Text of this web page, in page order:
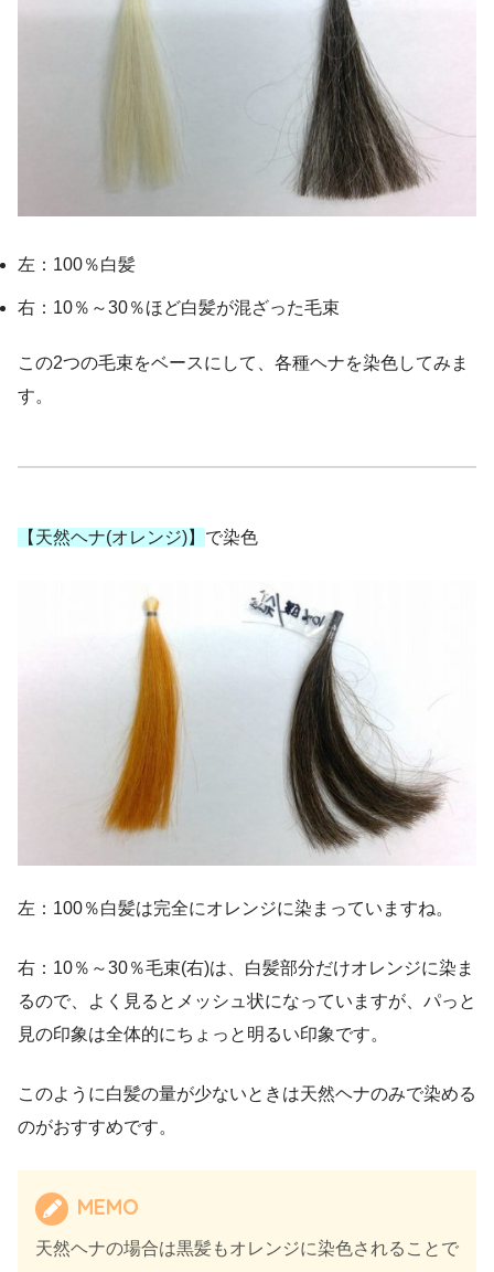
左：100％白髪
右：10％～30％ほど白髪が混ざった毛束
この2つの毛束をベースにして、各種ヘナを染色してみま
す。
【天然ヘナ(オレンジ)】 で染色
左：100％白髪は完全にオレンジに染まっていますね。
右：10％～30％毛束(右)は、白髪部分だけオレンジに染ま
るので、よく見るとメッシュ状になっていますが、パっと
見の印象は全体的にちょっと明るい印象です。
このように白髪の量が少ないときは天然ヘナのみで染める
のがおすすめです。
MEMO
天然ヘナの場合は黒髪もオレンジに染色されることで